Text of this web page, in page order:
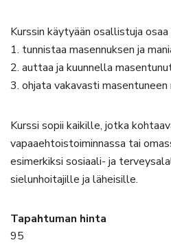
Kurssin käytyään osallistuja
1. tunnistaa masennuksen ja
2. auttaa ja kuunnella
3. ohjata vakavasti
Kurssi sopii kaikille, jotka
vapaaehtoistoiminnassa tai
esimerkiksi sosiaali- ja
sielunhoitajille ja läheisille.
Tapahtuman hinta
95